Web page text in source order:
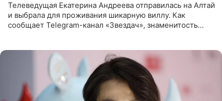
Телеведущая Екатерина Андреева отправилась на Алтай
и выбрала для проживания шикарную виллу. Как
сообщает Telegram-канал «Звездач», знаменитость